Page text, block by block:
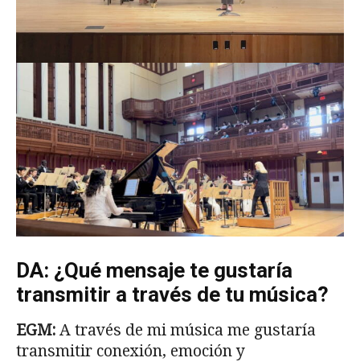
DA: ¿Qué mensaje te gustaría
transmitir a través de tu música?
EGM: A través de mi música me gustaría
transmitir conexión, emoción y